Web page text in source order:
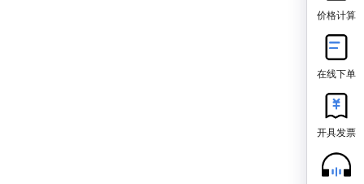
价格计算
在线下单
开具发票